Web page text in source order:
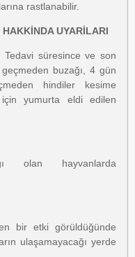
rastlanabilir.
UYARİLARI
Tedavi süresince ve son
buzağı, 4 gün
hindiler kesime
yumurta eldi edilen
olan hayvanlarda
bir etki görüldüğünde
ulaşamayacağı yerde